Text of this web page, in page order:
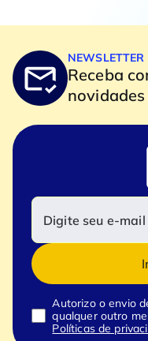
NEWSLETTER
Receba
Autorizo o envio
qualquer outro
Políticas de